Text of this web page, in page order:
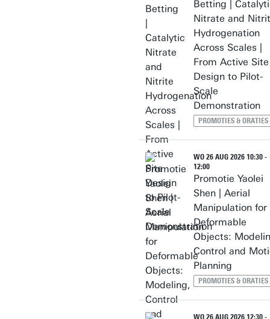
Betting |
Nitrate and
Hydrogenation
Across Scales |
From Active Site
Design to Pilot-
Scale
Demonstration
PROMOTIES & ORATIES
WO 26 AUG 2026 10:30 -
12:00
Promotie Yaolei
Shen | Aerial
Manipulation for
Deformable
Objects:
Control and
Planning
PROMOTIES & ORATIES
WO 26 AUG 2026 12:30 -